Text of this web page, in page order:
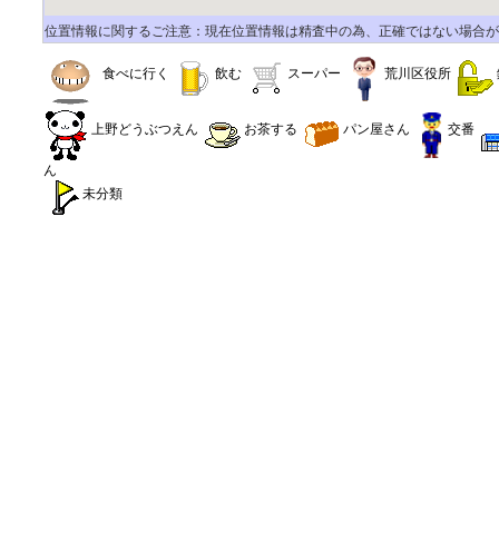
位置情報に関するご注意：現在位置情報は精査中の為、正確ではない場合
食べに行く 飲む スーパー 荒川区役所
上野どうぶつえん お茶する パン屋さん 交番
ん
未分類